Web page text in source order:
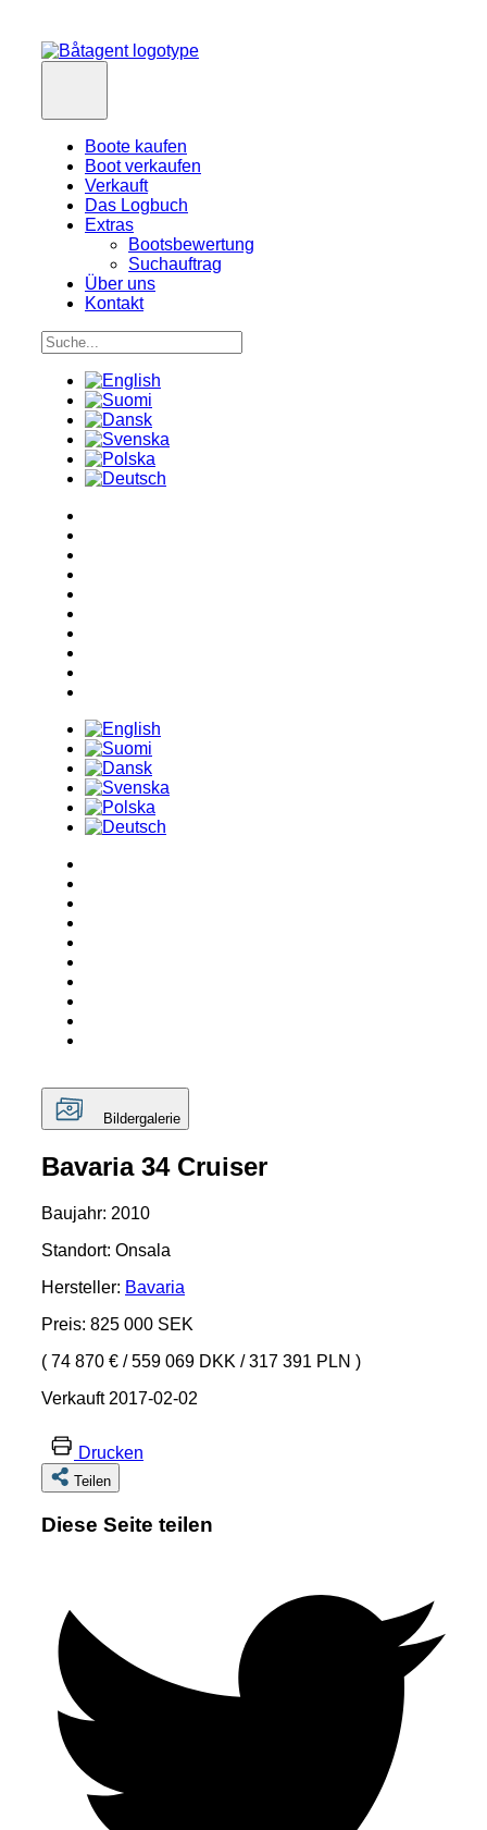
Boote kaufen
Boot verkaufen
Verkauft
Das Logbuch
Extras
Bootsbewertung
Suchauftrag
Über uns
Kontakt
Bildergalerie
Bavaria 34 Cruiser
Baujahr: 2010
Standort: Onsala
Hersteller: Bavaria
Preis: 825 000 SEK
( 74 870 € /559 069 DKK /317 391 PLN )
Verkauft 2017-02-02
Drucken
Teilen
Diese Seite teilen